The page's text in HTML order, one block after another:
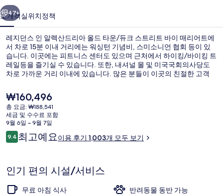
산
드
리
아
올
드
타
운/
듀
스
트
다음
47+
소개객실위치정책
레지던스 인 알렉산드리아 올드 타운/듀크 스트리트 바이 매리어트에
서 차로 15분 이내 거리에는 워싱턴 기념비, 스미소니언 협회 등이 있
습니다. 이곳에는 피트니스 센터도 있으며 근처에서 하이킹/바이킹 트
레일등을 즐기실 수 있습니다. 또한, 내셔널 몰 및 미국국회의사당도
차로 가까운 거리 이내에 있습니다. 많은 분들이 이곳의 친절한 고객
분 거리에 있어 대중 교통편을 이용하기 편리합니다.
현
재
가
격
은
₩160,496
₩160,496
총 요금: ₩188,541
세금 및 수수료 포함
9월 6일 ~ 9월 7일
이
용
기
9.410점 만점 중 9.4점.
최고예요이용 후기 1,003개 모두 보기
인기 편의 시설/서비스
무료 아침 식사
반려동물 동반 가능